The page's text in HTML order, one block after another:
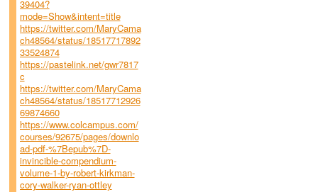
39404?
mode=Show&intent=title
https://twitter.com/MaryCama
ch48564/status/18517717892
33524874
https://pastelink.net/gwr7817
c
https://twitter.com/MaryCama
ch48564/status/18517712926
69874660
https://www.colcampus.com/
courses/92675/pages/downlo
ad-pdf-%7Bepub%7D-
invincible-compendium-
volume-1-by-robert-kirkman-
cory-walker-ryan-ottley